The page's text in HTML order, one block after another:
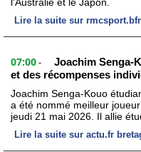
Lire la suite sur
07:00 -
Joachim Senga-
et des récompenses
Joachim Senga-Kouo
a été nommé meilleur
jeudi 21 mai 2026. Il allie
Lire la suite sur actu.fr